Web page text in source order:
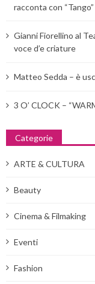
racconta con “Tango”
Gianni Fiorellino al
voce d’e criature
Matteo Sedda – è
3 O’ CLOCK –
Categorie
ARTE & CULTURA
Beauty
Cinema & Filmaking
Eventi
Fashion